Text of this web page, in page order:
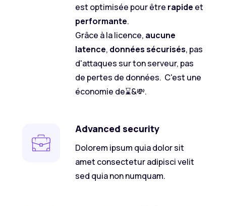
est optimisée pour être rapide et
performante.
Grâce à la licence, aucune
latence, données sécurisés, pas
d'attaques sur ton serveur, pas
de pertes de données. C'est une
économie de⌛&💸.
Advanced security
Dolorem ipsum quia dolor sit
amet consectetur adipisci velit
sed quia non numquam.